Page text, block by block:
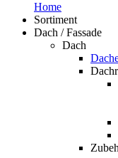
Home
Sortiment
Dach / Fassade
Dach